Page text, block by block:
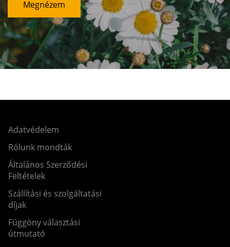
Megnézem
Adatvédelem
Rólunk mondták
Általános Szerződési
Feltételek
Szállítási és szolgáltatási
díjak
Függöny választási
útmutató